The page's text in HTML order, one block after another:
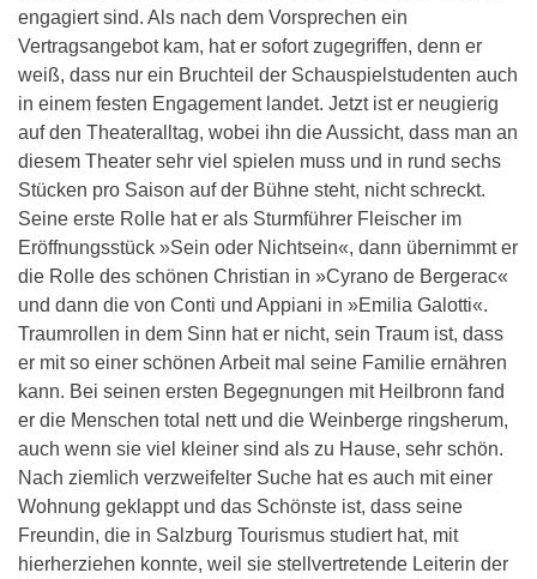
engagiert sind. Als nach dem Vorsprechen ein
Vertragsangebot kam, hat er sofort zugegriffen, denn er
weiß, dass nur ein Bruchteil der Schauspielstudenten auch
in einem festen Engagement landet. Jetzt ist er neugierig
auf den Theateralltag, wobei ihn die Aussicht, dass man an
diesem Theater sehr viel spielen muss und in rund sechs
Stücken pro Saison auf der Bühne steht, nicht schreckt.
Seine erste Rolle hat er als Sturmführer Fleischer im
Eröffnungsstück »Sein oder Nichtsein«, dann übernimmt er
die Rolle des schönen Christian in »Cyrano de Bergerac«
und dann die von Conti und Appiani in »Emilia Galotti«.
Traumrollen in dem Sinn hat er nicht, sein Traum ist, dass
er mit so einer schönen Arbeit mal seine Familie ernähren
kann. Bei seinen ersten Begegnungen mit Heilbronn fand
er die Menschen total nett und die Weinberge ringsherum,
auch wenn sie viel kleiner sind als zu Hause, sehr schön.
Nach ziemlich verzweifelter Suche hat es auch mit einer
Wohnung geklappt und das Schönste ist, dass seine
Freundin, die in Salzburg Tourismus studiert hat, mit
hierherziehen konnte, weil sie stellvertretende Leiterin der